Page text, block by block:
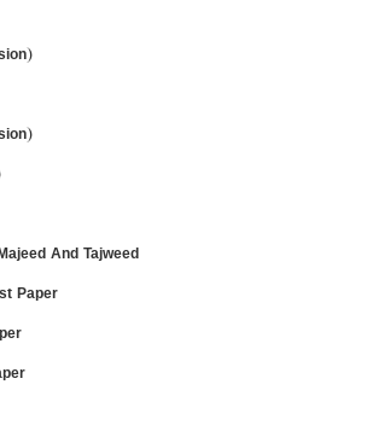
And Tajweed
Paper